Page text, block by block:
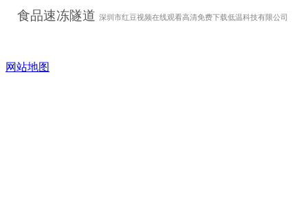
食品速冻隧道 深圳市红豆视频在线观看高清免费下载低温科技有限公司
网站地图